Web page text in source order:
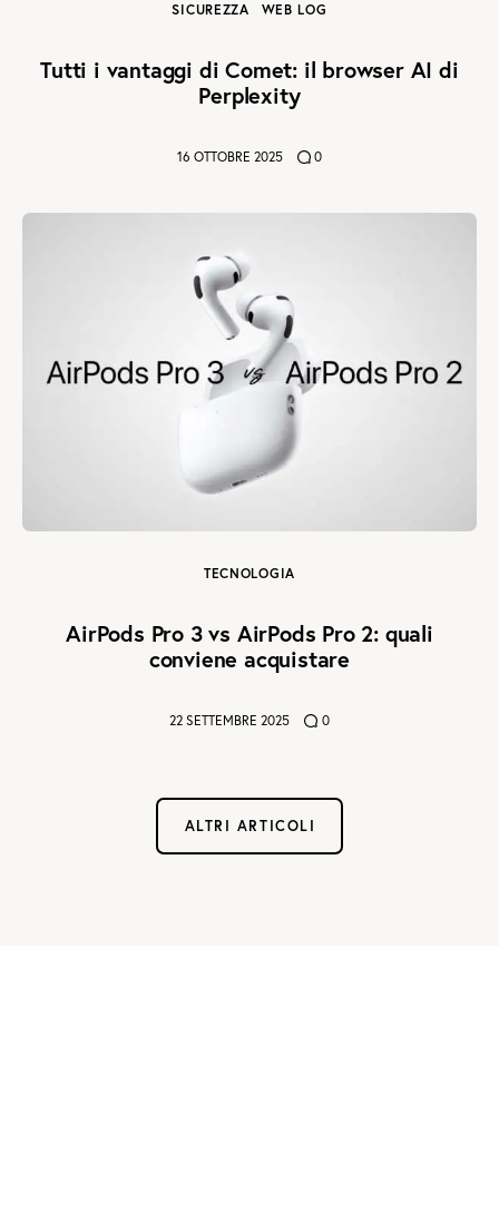
SICUREZZA WEB LOG
Tutti i vantaggi di Comet: il browser AI di
Perplexity
16 OTTOBRE 2025 0
TECNOLOGIA
AirPods Pro 3 vs AirPods Pro 2: quali
conviene acquistare
22 SETTEMBRE 2025 0
ALTRI ARTICOLI